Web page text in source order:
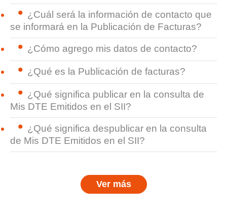
¿Cuál será la información de contacto que
se informará en la Publicación de Facturas?
¿Cómo agrego mis datos de contacto?
¿Qué es la Publicación de facturas?
¿Qué significa publicar en la consulta de
Mis DTE Emitidos en el SII?
¿Qué significa despublicar en la consulta
de Mis DTE Emitidos en el SII?
Ver más